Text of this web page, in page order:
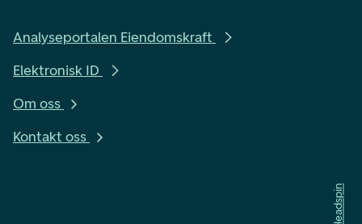
Analyseportalen Eiendomskraft
Elektronisk ID
Om oss
Kontakt oss